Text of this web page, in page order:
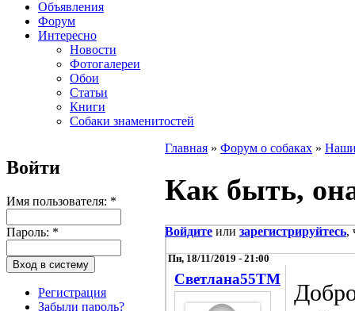
Объявления
Форум
Интересно
Новости
Фотогалереи
Обои
Статьи
Книги
Собаки знаменитостей
Войти
Имя пользователя: *
Пароль: *
Регистрация
Забыли пароль?
Главная » Форум о собаках » Наши
Как быть,
Войдите или зарегистрируйтесь,
Пн, 18/11/2019 - 21:00
Светлана55TM